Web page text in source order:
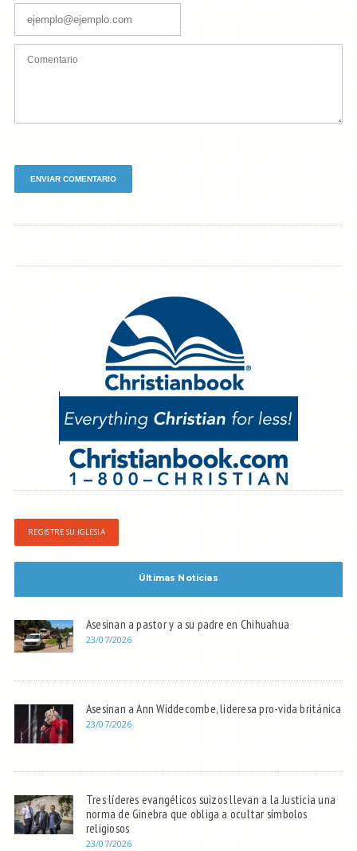
REGISTRE SU IGLESIA
Últimas Noticias
Asesinan a pastor y a su padre en Chihuahua
23/07/2026
Asesinan a Ann Widdecombe, lideresa pro-vida británica
23/07/2026
Tres líderes evangélicos suizos llevan a la Justicia una
norma de Ginebra que obliga a ocultar símbolos
religiosos
23/07/2026